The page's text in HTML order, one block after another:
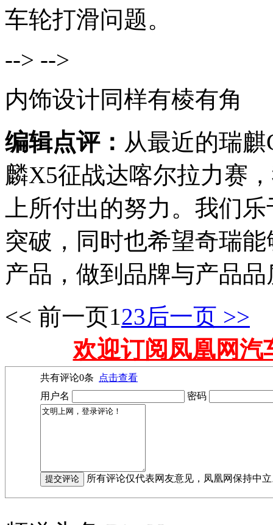
车轮打滑问题。
--> -->
内饰设计同样有棱有角
编辑点评： 从最近的瑞
麟X5征战达喀尔拉力赛
上所付出的努力。我们
突破，同时也希望奇瑞
产品，做到品牌与产品
<< 前一页123后一页 >>
欢迎订阅凤凰网汽
共有评论0条
点击查看
用户名
密码
所有评论仅代表网友意见，凤凰网保持中